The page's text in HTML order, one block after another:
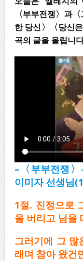
〈부부전쟁〉과
한 당신〉〈당신
곡의 글을 올립니
–〈부부전쟁 〉
이미자 선생님
1절. 진정으로
을 버리고 님을
그러기에 그
래며 참아 왔건